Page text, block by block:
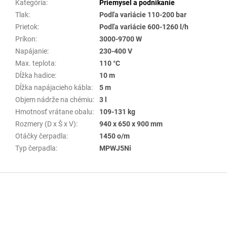
Kategória:
Priemysel a podnikanie
Tlak:
Podľa variácie 110-200 bar
Prietok:
Podľa variácie 600-1260 l/h
Príkon:
3000-9700 W
Napájanie:
230-400 V
Max. teplota:
110 °C
Dĺžka hadice:
10 m
Dĺžka napájacieho kábla:
5 m
Objem nádrže na chémiu:
3 l
Hmotnosť vrátane obalu:
109-131 kg
Rozmery (D x Š x V):
940 x 650 x 900 mm
Otáčky čerpadla:
1450 o/m
Typ čerpadla: MPWJ5Ni